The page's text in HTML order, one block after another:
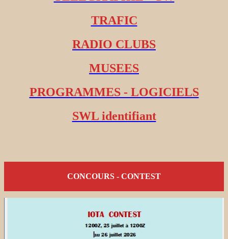
TRAFIC
RADIO CLUBS
MUSEES
PROGRAMMES - LOGICIELS
SWL identifiant
CONCOURS - CONTEST